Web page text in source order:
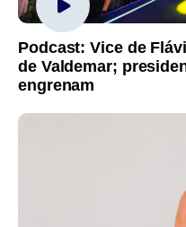
Podcast: Vice de
de Valdemar;
engrenam